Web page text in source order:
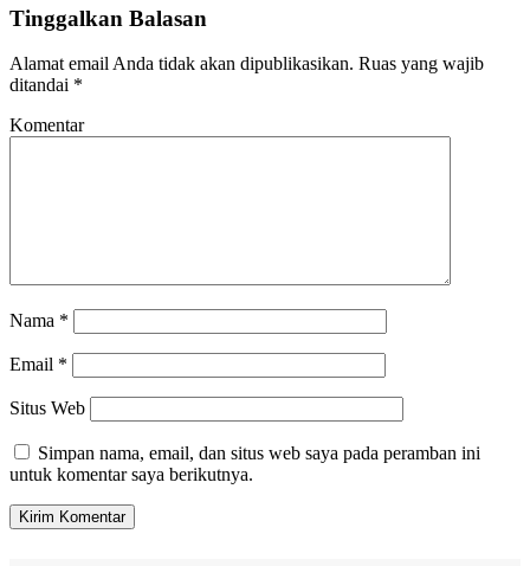
Tinggalkan Balasan
Alamat email Anda tidak akan dipublikasikan. Ruas yang wajib
ditandai *
Komentar
Nama *
Email *
Situs Web
Simpan nama, email, dan situs web saya pada peramban ini
untuk komentar saya berikutnya.